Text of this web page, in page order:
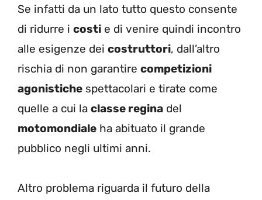
Se infatti da un lato tutto questo consente
di ridurre i costi e di venire quindi incontro
alle esigenze dei costruttori, dall’altro
rischia di non garantire competizioni
agonistiche spettacolari e tirate come
quelle a cui la classe regina del
motomondiale ha abituato il grande
pubblico negli ultimi anni.
Altro problema riguarda il futuro della